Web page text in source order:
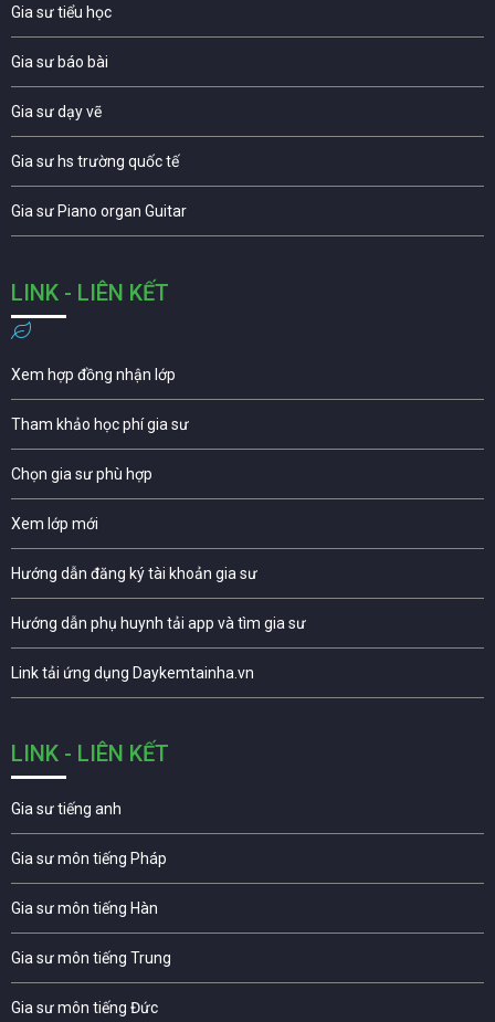
Gia sư tiểu học
Gia sư báo bài
Gia sư dạy vẽ
Gia sư hs trường quốc tế
Gia sư Piano organ Guitar
LINK - LIÊN KẾT
Xem hợp đồng nhận lớp
Tham khảo học phí gia sư
Chọn gia sư phù hợp
Xem lớp mới
Hướng dẫn đăng ký tài khoản gia sư
Hướng dẫn phụ huynh tải app và tìm gia sư
Link tải ứng dụng Daykemtainha.vn
LINK - LIÊN KẾT
Gia sư tiếng anh
Gia sư môn tiếng Pháp
Gia sư môn tiếng Hàn
Gia sư môn tiếng Trung
Gia sư môn tiếng Đức